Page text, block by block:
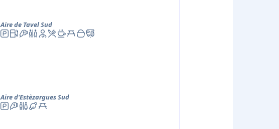
Aire de Tavel Sud
Aire d'EstèzarguesSud